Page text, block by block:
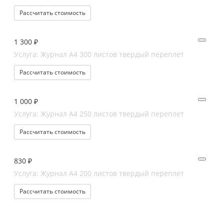
Рассчитать стоимость
1 300 ₽
Услуга: Журнал А4 300 листов твердый переплет
Рассчитать стоимость
1 000 ₽
Услуга: Журнал А4 250 листов твердый переплет
Рассчитать стоимость
830 ₽
Услуга: Журнал А4 200 листов твердый переплет
Рассчитать стоимость